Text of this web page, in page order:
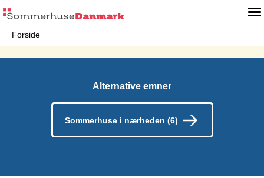
Forside
Alternative emner
Sommerhuse i nærheden (6)